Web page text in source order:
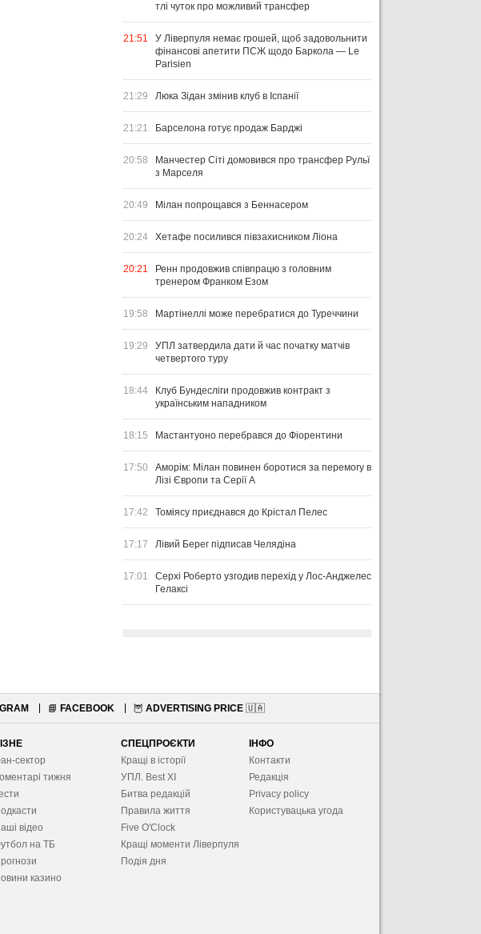
тлі чуток про можливий трансфер
21:51
У Ліверпуля немає грошей, щоб задовольнити
фінансові апетити ПСЖ щодо Баркола — Le
Parisien
21:29 Люка Зідан змінив клуб в Іспанії
21:21 Барселона готує продаж Барджі
20:58
Манчестер Сіті домовився про трансфер Рульї
з Марселя
20:49 Мілан попрощався з Беннасером
20:24 Хетафе посилився півзахисником Ліона
20:21
Ренн продовжив співпрацю з головним
тренером Франком Езом
19:58 Мартінеллі може перебратися до Туреччини
19:29
УПЛ затвердила дати й час початку матчів
четвертого туру
18:44
Клуб Бундесліги продовжив контракт з
українським нападником
18:15 Мастантуоно перебрався до Фіорентини
17:50
Аморім: Мілан повинен боротися за перемогу в
Лізі Європи та Серії А
17:42 Томіясу приєднався до Крістал Пелес
17:17 Лівий Берег підписав Челядіна
17:01
Серхі Роберто узгодив перехід у Лос-Анджелес
Гелаксі
📘 FACEBOOK 🦉 ADVERTISING PRICE 🇺🇦
сектор
тижня
відео
на ТБ
казино
СПЕЦПРОЄКТИ
Кращі в історії
УПЛ. Best XІ
Битва редакцій
Правила життя
Five O'Clock
Кращі моменти Ліверпуля
Подія дня
ІНФО
Контакти
Редакція
Privacy policy
Користувацька угода